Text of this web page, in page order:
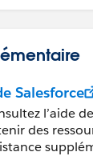
Salesforce
l’aide
des